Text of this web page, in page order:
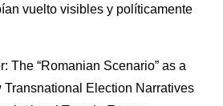
vuelto visibles y políticamente